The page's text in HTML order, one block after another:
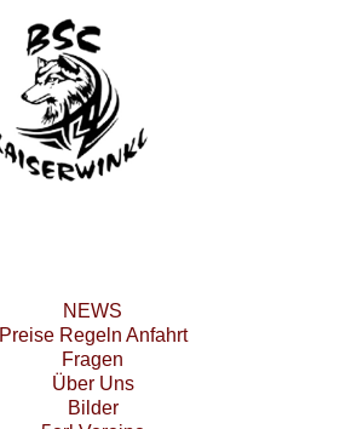
NEWS
Preise Regeln Anfahrt
Fragen
Über Uns
Bilder